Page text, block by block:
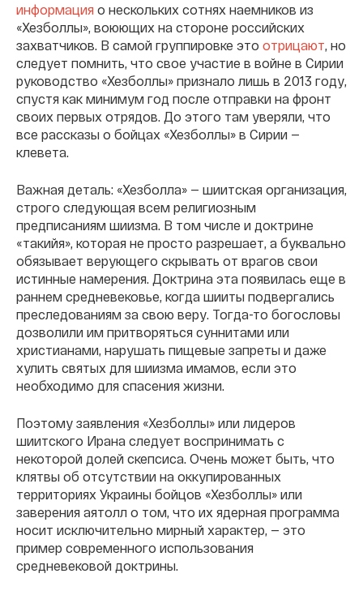
информация о нескольких сотнях наемников из
«Хезболлы», воюющих на стороне российских
захватчиков. В самой группировке это отрицают , но
следует помнить, что свое участие в войне в Сирии
руководство «Хезболлы» признало лишь в 2013 году,
спустя как минимум год после отправки на фронт
своих первых отрядов. До этого там уверяли, что
все рассказы о бойцах «Хезболлы» в Сирии —
клевета.
Важная деталь: «Хезболла» — шиитская организация,
строго следующая всем религиозным
предписаниям шиизма. В том числе и доктрине
«такийя», которая не просто разрешает, а буквально
обязывает верующего скрывать от врагов свои
истинные намерения. Доктрина эта появилась еще в
раннем средневековье, когда шииты подвергались
преследованиям за свою веру. Тогда-то богословы
дозволили им притворяться суннитами или
христианами, нарушать пищевые запреты и даже
хулить святых для шиизма имамов, если это
необходимо для спасения жизни.
Поэтому заявления «Хезболлы» или лидеров
шиитского Ирана следует воспринимать с
некоторой долей скепсиса. Очень может быть, что
клятвы об отсутствии на оккупированных
территориях Украины бойцов «Хезболлы» или
заверения аятолл о том, что их ядерная программа
носит исключительно мирный характер, — это
пример современного использования
средневековой доктрины.